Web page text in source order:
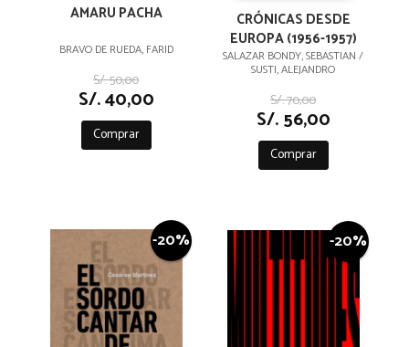
AMARU PACHA
BRAVO DE RUEDA, FARID
S/. 50,00
S/. 40,00
Comprar
CRÓNICAS DESDE
EUROPA (1956-1957)
SALAZAR BONDY, SEBASTIAN /
SUSTI, ALEJANDRO
S/. 70,00
S/. 56,00
Comprar
-20% -20%